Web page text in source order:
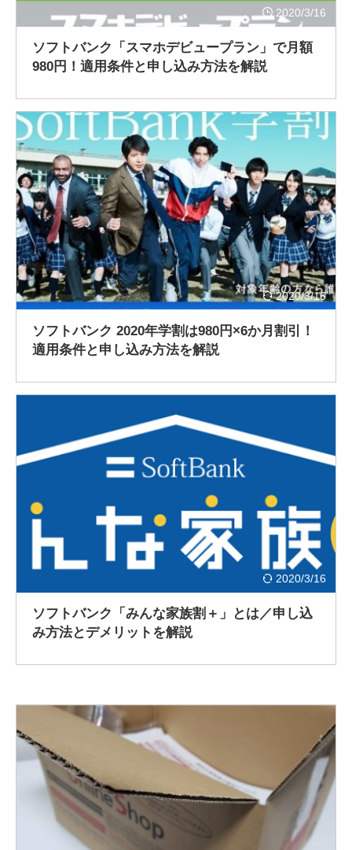
2020/3/16
ソフトバンク「スマホデビュープラン」で月額
980円！適用条件と申し込み方法を解説
2020/3/16
ソフトバンク 2020年学割は980円×6か月割引！
適用条件と申し込み方法を解説
2020/3/16
ソフトバンク「みんな家族割＋」とは／申し込
み方法とデメリットを解説